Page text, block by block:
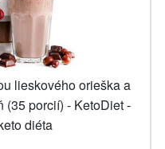
lieskového orieška a
(35 porcií) - KetoDiet -
diéta